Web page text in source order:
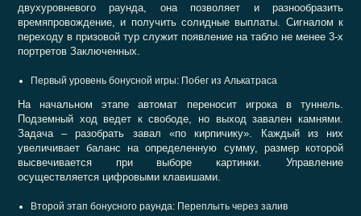
двухуровневого раунда, она позволяет и разнообразить
времяпровождение, и получить солидные выплаты. Сигналом к
переходу в призовой тур служит появление на табло не менее 3-х
портретов Заключенных.
Первый уровень бонусной игры: Побег из Алькатраса
На начальном этапе автомат переносит игрока в туннель.
Подземный ход ведет к свободе, но выход завален камнями.
Задача – разобрать завал «по кирпичику». Каждый из них
увеличивает баланс на определенную сумму, размер которой
высвечивается при выборе картинки. Управление
осуществляется цифровыми клавишами.
Второй этап бонусного раунда: Переплыть через залив